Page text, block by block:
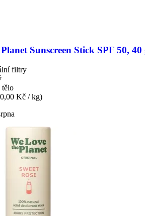
Sunscreen Stick SPF 50, 40
filtry
tělo
Kč / kg)